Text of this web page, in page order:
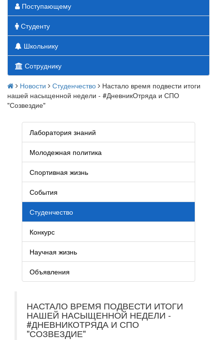
Поступающему
Студенту
Школьнику
Сотруднику
Новости Студенчество
Настало время подвести итоги
нашей насыщенной недели - #ДневникОтряда и СПО
"Созвездие"
Лаборатория знаний
Молодежная политика
Спортивная жизнь
События
Студенчество
Конкурс
Научная жизнь
Объявления
НАСТАЛО ВРЕМЯ ПОДВЕСТИ ИТОГИ
НАШЕЙ НАСЫЩЕННОЙ НЕДЕЛИ -
#ДНЕВНИКОТРЯДА И СПО
"СОЗВЕЗДИЕ"